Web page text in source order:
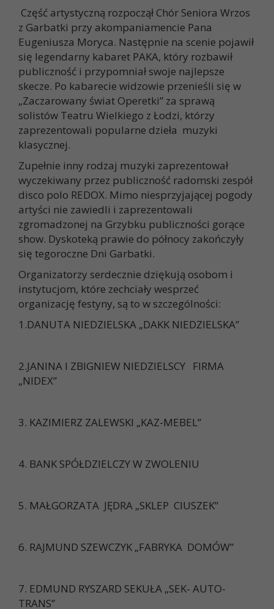
Część artystyczną rozpoczął Chór Seniora Wrzos
z Garbatki przy akompaniamencie Pana
Eugeniusza Moryca. Następnie na scenie pojawił
się legendarny kabaret PAKA, który rozbawił
publiczność i przypomniał swoje najlepsze
skecze. Po kabarecie widzowie przenieśli się w
„Zaczarowany świat Operetki” za sprawą
solistów Teatru Wielkiego z Łodzi, którzy
zaprezentowali popularne dzieła muzyki
klasycznej.
Zupełnie inny rodzaj muzyki zaprezentował
wyczekiwany przez publiczność radomski zespół
disco polo REDOX. Mimo niesprzyjającej pogody
artyści nie zawiedli i zaprezentowali
zgromadzonej na Grzybku publiczności gorące
show. Dyskoteką prawie do północy zakończyły
się tegoroczne Dni Garbatki.
Organizatorzy serdecznie dziękują osobom i
instytucjom, które zechciały wesprzeć
organizację festyny, są to w szczególności:
1.DANUTA NIEDZIELSKA „DAKK NIEDZIELSKA”
2.JANINA I ZBIGNIEW NIEDZIELSCY FIRMA
„NIDEX”
3. KAZIMIERZ ZALEWSKI „KAZ-MEBEL”
4. BANK SPÓŁDZIELCZY W ZWOLENIU
5. MAŁGORZATA JĘDRA „SKLEP CIUSZEK”
6. RAJMUND SZEWCZYK „FABRYKA DOMÓW”
7. EDMUND RYSZARD SEKUŁA „SEK- AUTO-
TRANS”